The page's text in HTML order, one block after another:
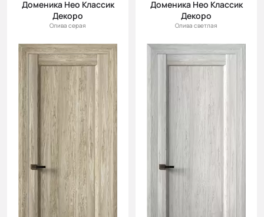
Доменика Нео Классик
Декоро
Олива серая
Доменика Нео Классик
Декоро
Олива светлая